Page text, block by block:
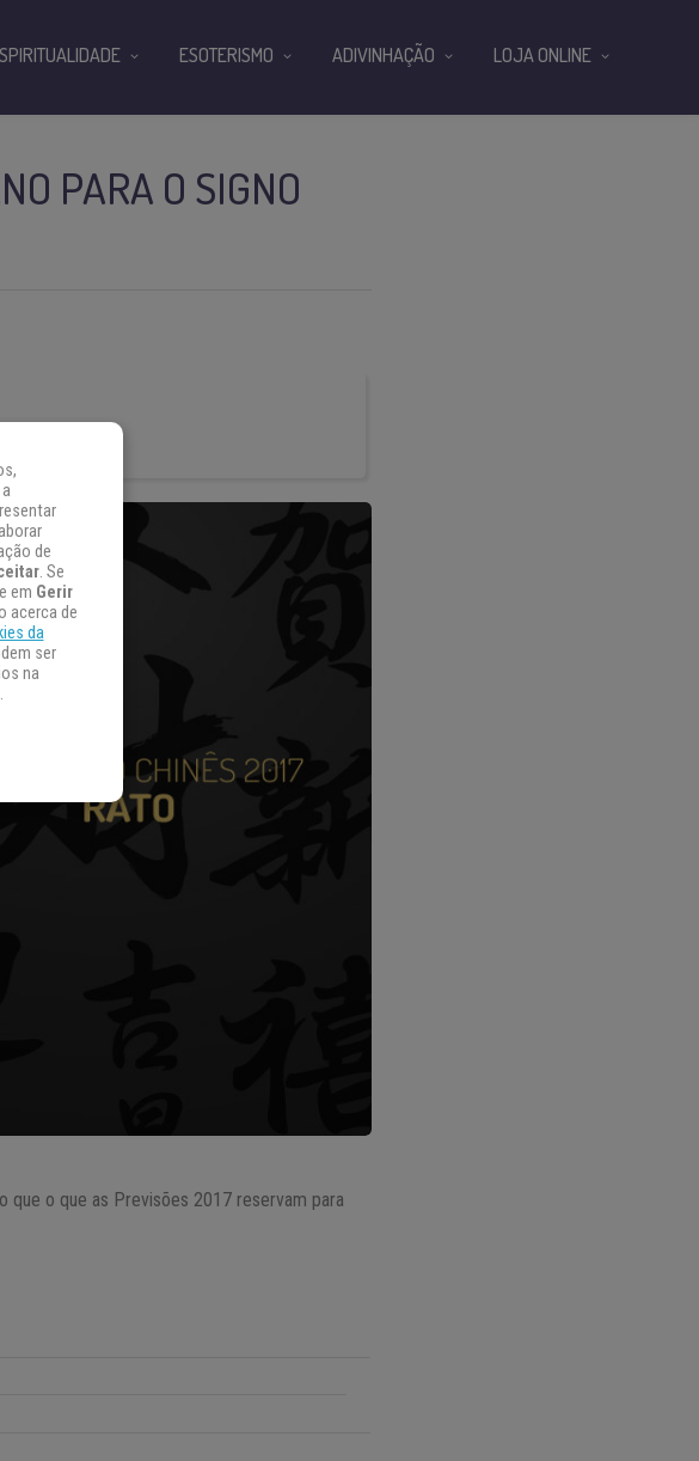
PARA O SIGNO
que o que as Previsões 2017 reservam para
ESOTERISMO ADIVINHAÇÃO LOJA ONLINE
de
. Se
em Gerir
acerca de
da
ser
na
.